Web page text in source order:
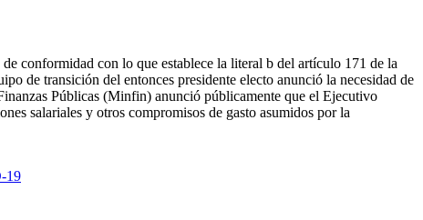
conformidad con lo que establece la literal b del artículo 171 de la
de transición del entonces presidente electo anunció la necesidad de
Públicas (Minfin) anunció públicamente que el Ejecutivo
salariales y otros compromisos de gasto asumidos por la
19